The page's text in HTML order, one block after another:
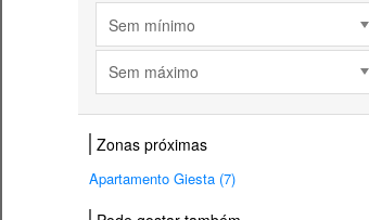
Sem mínimo
Sem máximo
Zonas próximas
Apartamento Giesta (7)